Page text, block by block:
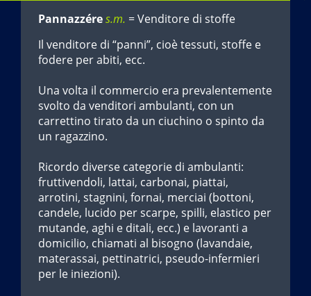
Pannazzéres.m. = Venditore di stoffe
Il venditore di “panni”, cioè tessuti, stoffe e
fodere per abiti, ecc.
Una volta il commercio era prevalentemente
svolto da venditori ambulanti, con un
carrettino tirato da un ciuchino o spinto da
un ragazzino.
Ricordo diverse categorie di ambulanti:
fruttivendoli, lattai, carbonai, piattai,
arrotini, stagnini, fornai, merciai (bottoni,
candele, lucido per scarpe, spilli, elastico per
mutande, aghi e ditali, ecc.) e lavoranti a
domicilio, chiamati al bisogno (lavandaie,
materassai, pettinatrici, pseudo-infermieri
per le iniezioni).